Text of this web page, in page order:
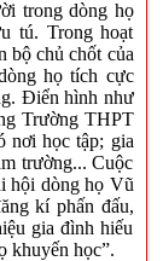
trong dòng họ
tú. Trong hoạt
bộ chủ chốt của
họ tích cực
Điển hình như
Trường THPT
nơi học tập; gia
trường... Cuộc
hội dòng họ Vũ
kí phấn đấu,
gia đình hiếu
khuyến học”.